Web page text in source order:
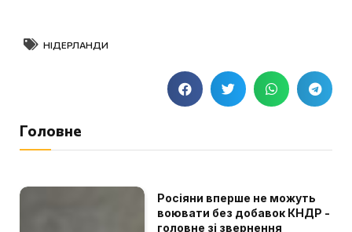
НІДЕРЛАНДИ
Головне
Росіяни вперше не можуть
воювати без добавок КНДР -
головне зі звернення